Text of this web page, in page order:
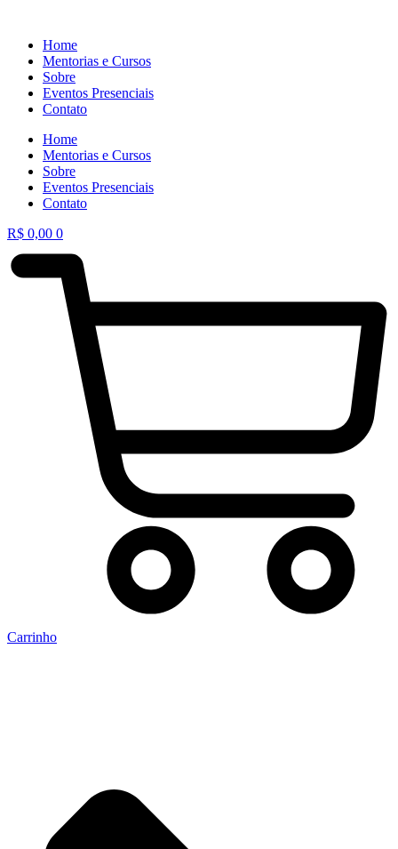
Home
Mentorias e Cursos
Sobre
Eventos Presenciais
Contato
Home
Mentorias e Cursos
Sobre
Eventos Presenciais
Contato
R$ 0,00 0
Carrinho